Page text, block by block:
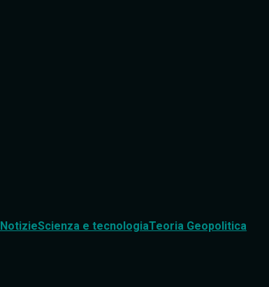
NotizieScienza e tecnologiaTeoria Geopolitica